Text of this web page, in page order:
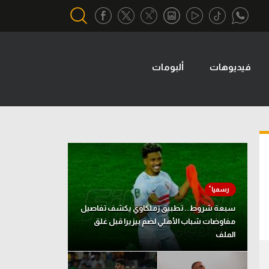
تحقيق في الجول
تقرير في الجول
تحليل في الجول
حكايات في الجول
كويز في الجول
فيديو في الجول
فيديوهات ألبومات
سبعة شروط.. تطبيق زملكاوي يكشف تفاصيل
مفاوضات شباب الأهلي لضم بيزيرا قبل غلق
الملف